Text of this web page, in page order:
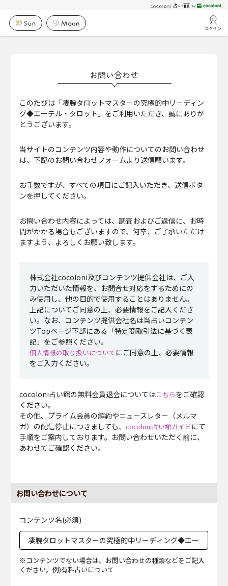
ログイン
お問い合わせ
このたびは「凄腕タロットマスターの究極的中リーディン
グ◆エーテル・タロット」をご利用いただき、誠にありが
とうございます。
当サイトのコンテンツ内容や動作についてのお問い合わせ
は、下記のお問い合わせフォームより送信願います。
お手数ですが、すべての項目にご記入いただき、送信ボタ
ンを押してください。
お問い合わせ内容によっては、調査およびご返信に、お時
間がかかる場合もございますので、何卒、ご了承いただけ
ますよう、よろしくお願い致します。
株式会社cocoloni及びコンテンツ提供会社は、ご入
力いただいた情報を、お問合せ対応をするためにの
み使用し、他の目的で使用することはありません。
上記についてご同意の上、必要情報をご記入くださ
い。なお、コンテンツ提供会社名は当占いコンテン
ツTopページ下部にある「特定商取引法に基づく表
記」をご参照ください。
個人情報の取り扱いについてにご同意の上、必要情報
をご入力ください。
cocoloni占い館の無料会員退会についてはこちらをご確認
ください。
その他、プライム会員の解約やニュースレター（メルマ
ガ）の配信停止につきましても、cocoloni占い館ガイド にて
手順をご案内しております。お問い合わせいただく前に、
あわせてご確認ください。
お問い合わせについて
コンテンツ名(必須)
※コンテンツでない場合は、お問い合わせの種類などをご記入
ください。例)有料占いについて